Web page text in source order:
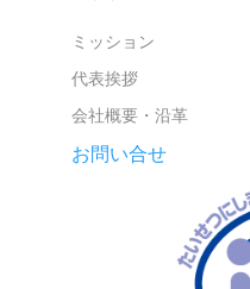
ミッション
代表挨拶
会社概要・沿革
お問い合せ